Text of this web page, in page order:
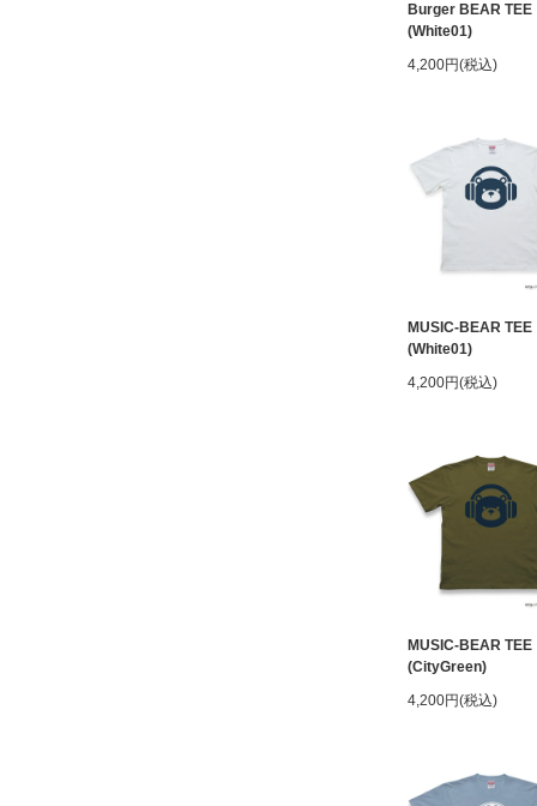
Burger BEAR TEE
(White01)
4,200円(税込)
MUSIC-BEAR TEE
(White01)
4,200円(税込)
MUSIC-BEAR TEE
(CityGreen)
4,200円(税込)